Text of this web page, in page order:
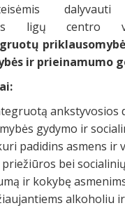
dalyvauti
ligų centro
ir prieinamumo
ankstyvosios
gydymo ir
padidins asmens ir
bei
ir kokybę
alkoholiu